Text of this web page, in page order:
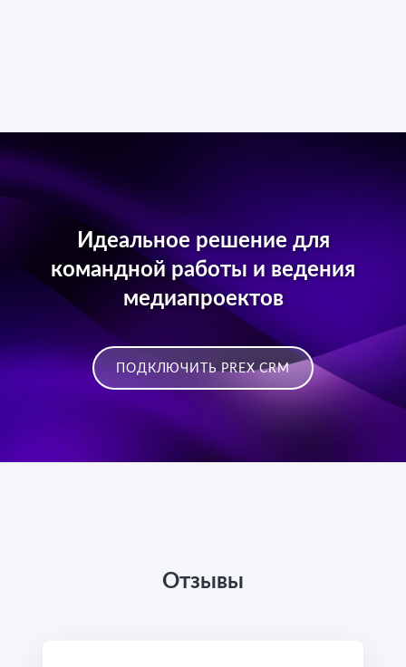
Идеальное решение для
командной работы и ведения
медиапроектов
ПОДКЛЮЧИТЬ PREX CRM
Отзывы